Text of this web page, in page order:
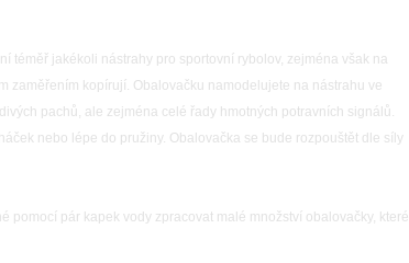
téměř jakékoli nástrahy pro sportovní rybolov, zejména však na
zaměřením kopírují. Obalovačku namodelujete na nástrahu ve
pachů, ale zejména celé řady hmotných potravních signálů.
nebo lépe do pružiny. Obalovačka se bude rozpouštět dle síly
pomocí pár kapek vody zpracovat malé množství obalovačky, které